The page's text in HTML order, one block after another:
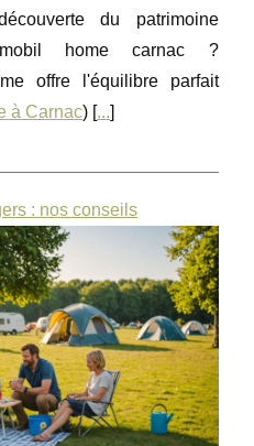
du patrimoine
home carnac ?
offre l'équilibre parfait
à Carnac) [...]
: nos conseils